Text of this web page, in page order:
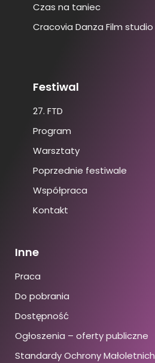
Czas na taniec
Cracovia Danza Film studio
Festiwal
27. FTD
Program
Warsztaty
Poprzednie festiwale
Współpraca
Kontakt
Inne
Praca
Do pobrania
Dostępność
Ogłoszenia – oferty publiczne
Standardy Ochrony Małoletnich